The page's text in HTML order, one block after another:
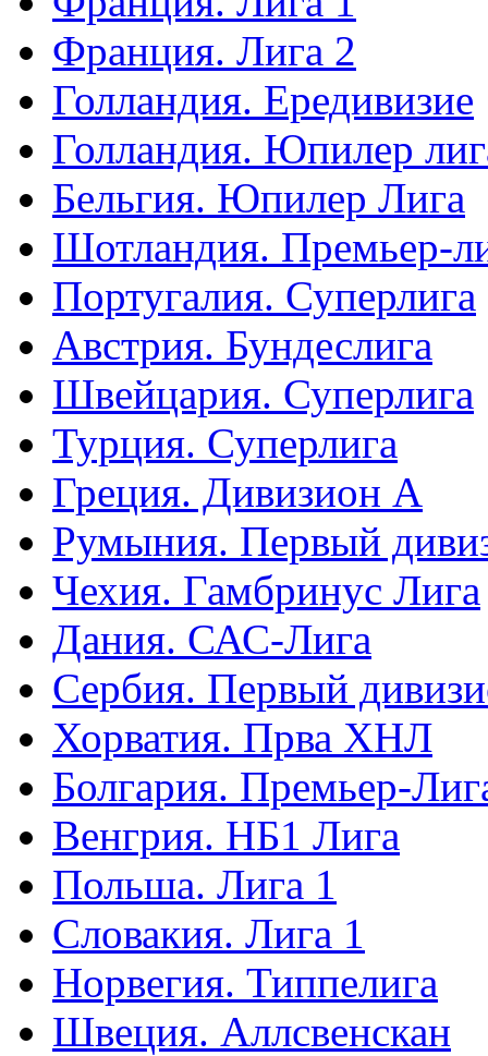
Франция. Лига 2
Голландия. Ередивизие
Голландия. Юпилер
Бельгия. Юпилер Лига
Шотландия. Премьер-
Португалия. Суперлига
Австрия. Бундеслига
Швейцария. Суперлига
Турция. Суперлига
Греция. Дивизион А
Румыния. Первый
Чехия. Гамбринус Лига
Дания. САС-Лига
Сербия. Первый
Хорватия. Прва ХНЛ
Болгария. Премьер-
Венгрия. НБ1 Лига
Польша. Лига 1
Словакия. Лига 1
Норвегия. Типпелига
Швеция. Аллсвенскан